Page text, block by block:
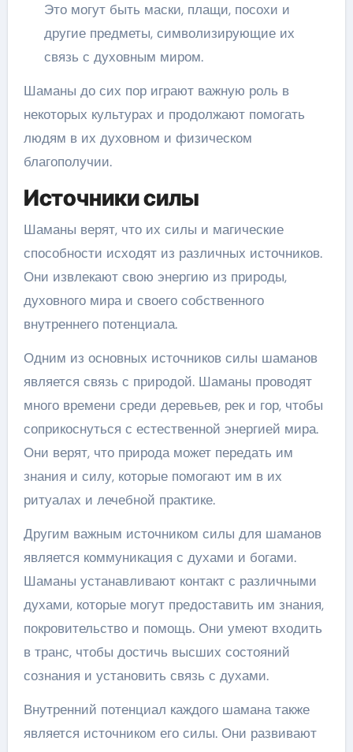
Это могут быть маски, плащи, посохи и
другие предметы, символизирующие их
связь с духовным миром.
Шаманы до сих пор играют важную роль в
некоторых культурах и продолжают помогать
людям в их духовном и физическом
благополучии.
Источники силы
Шаманы верят, что их силы и магические
способности исходят из различных источников.
Они извлекают свою энергию из природы,
духовного мира и своего собственного
внутреннего потенциала.
Одним из основных источников силы шаманов
является связь с природой. Шаманы проводят
много времени среди деревьев, рек и гор, чтобы
соприкоснуться с естественной энергией мира.
Они верят, что природа может передать им
знания и силу, которые помогают им в их
ритуалах и лечебной практике.
Другим важным источником силы для шаманов
является коммуникация с духами и богами.
Шаманы устанавливают контакт с различными
духами, которые могут предоставить им знания,
покровительство и помощь. Они умеют входить
в транс, чтобы достичь высших состояний
сознания и установить связь с духами.
Внутренний потенциал каждого шамана также
является источником его силы. Они развивают